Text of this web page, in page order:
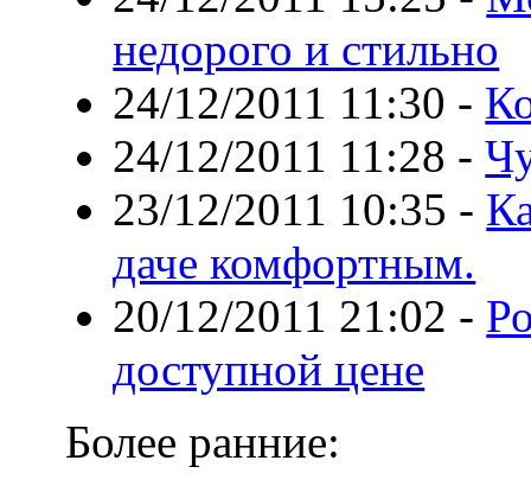
недорого и стильно
24/12/2011 11:30 -
24/12/2011 11:28 -
23/12/2011 10:35 -
даче комфортным.
20/12/2011 21:02 -
доступной цене
Более ранние: